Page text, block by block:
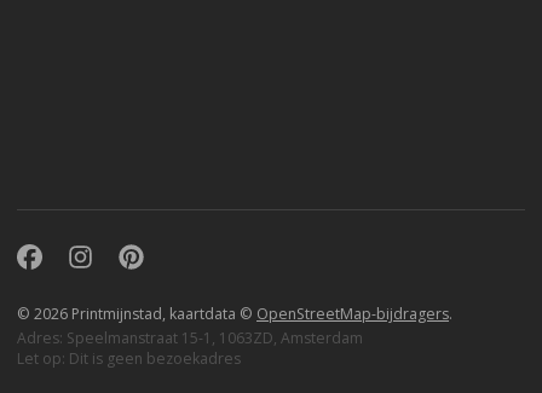
FacebookInstagramPinterest
© 2026 Printmijnstad, kaartdata © OpenStreetMap-bijdragers.
Adres: Speelmanstraat 15-1, 1063ZD, Amsterdam
Let op: Dit is geen bezoekadres